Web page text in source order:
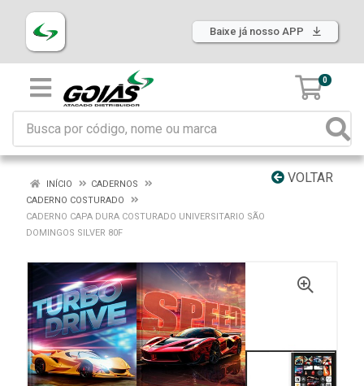
Baixe já nosso APP
0
VOLTAR
INÍCIO
CADERNOS
CADERNO COSTURADO
CADERNO CAPA DURA COSTURADO UNIVERSITARIO SÃO
DOMINGOS SILVER 80F